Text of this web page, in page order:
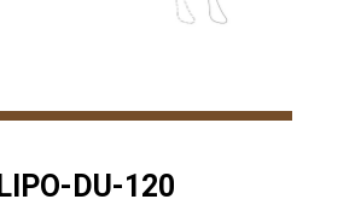
LIPO-DU-120